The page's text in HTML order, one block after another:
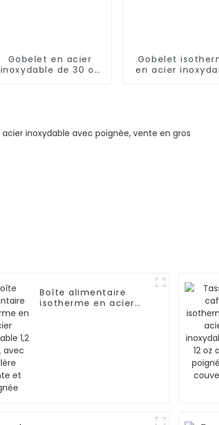
Gobelet en acier
inoxydable de 30 oz
Gobelet
en acier
Boîte alimentaire
isotherme en acier